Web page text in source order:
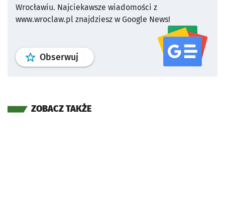
Wrocławiu. Najciekawsze wiadomości z
www.wroclaw.pl znajdziesz w Google News!
Obserwuj profil serwisu
ZOBACZ TAKŻE